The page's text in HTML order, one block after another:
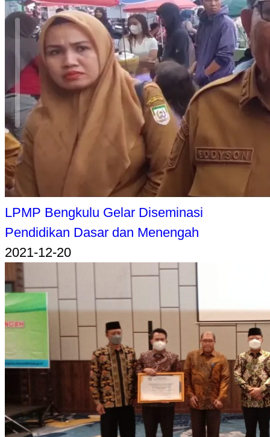
LPMP Bengkulu Gelar Diseminasi
Pendidikan Dasar dan Menengah
2021-12-20